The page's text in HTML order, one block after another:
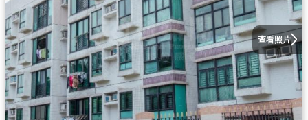
查看照片